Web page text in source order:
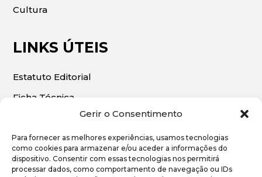
Gerir o Consentimento
Para fornecer as melhores experiências, usamos tecnologias
como cookies para armazenar e/ou aceder a informações do
dispositivo. Consentir com essas tecnologias nos permitirá
processar dados, como comportamento de navegação ou IDs
Cultura
LINKS ÚTEIS
Estatuto Editorial
Ficha Técnica
© 2026 | O Algarve Económico. Todos os direitos